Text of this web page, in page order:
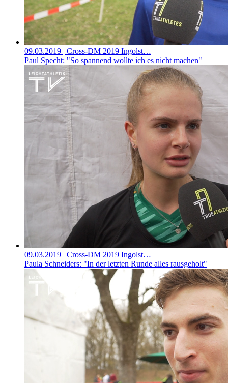
09.03.2019 | Cross-DM 2019 Ingolst…
Paul Specht: "So spannend wollte ich es nicht machen"
09.03.2019 | Cross-DM 2019 Ingolst…
Paula Schneiders: "In der letzten Runde alles rausgeholt"